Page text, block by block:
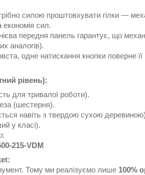
силою проштовхувати гілки —
сил.
передня панель гарантує, що
аналогів).
одне натискання кнопки поверне
рівень):
для тривалої роботи).
(шестерня).
навіть з твердою сухою
у класі).
215-VDM
Тому ми реалізуємо лише 100%